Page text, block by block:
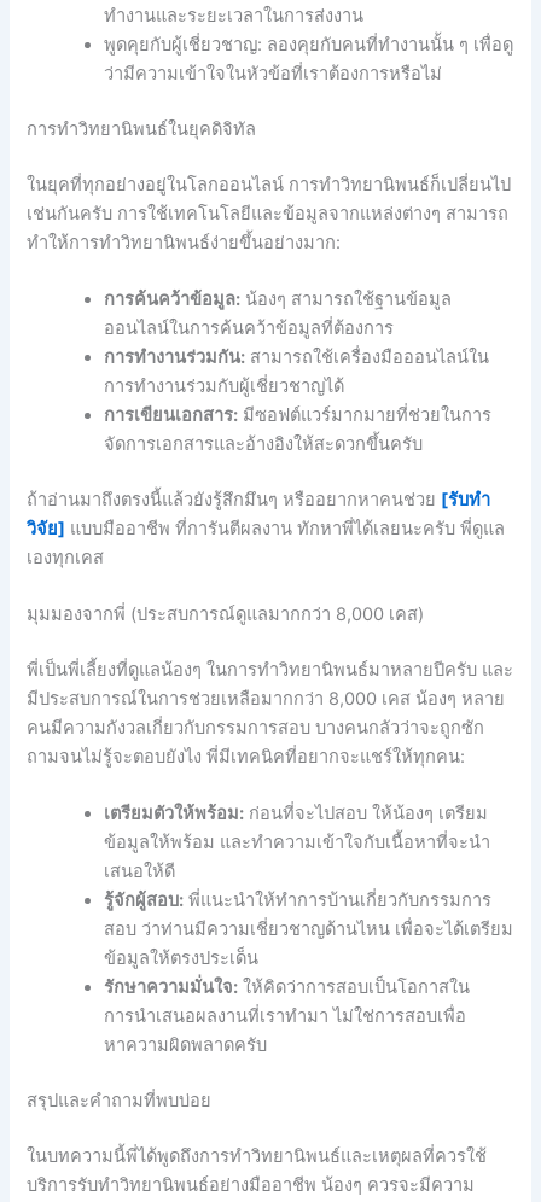
ทำงานและระยะเวลาในการส่งงาน
พูดคุยกับผู้เชี่ยวชาญ: ลองคุยกับคนที่ทำงานนั้น ๆ เพื่อดู
ว่ามีความเข้าใจในหัวข้อที่เราต้องการหรือไม่
การทำวิทยานิพนธ์ในยุคดิจิทัล
ในยุคที่ทุกอย่างอยู่ในโลกออนไลน์ การทำวิทยานิพนธ์ก็เปลี่ยนไป
เช่นกันครับ การใช้เทคโนโลยีและข้อมูลจากแหล่งต่างๆ สามารถ
ทำให้การทำวิทยานิพนธ์ง่ายขึ้นอย่างมาก:
การค้นคว้าข้อมูล: น้องๆ สามารถใช้ฐานข้อมูล
ออนไลน์ในการค้นคว้าข้อมูลที่ต้องการ
การทำงานร่วมกัน: สามารถใช้เครื่องมือออนไลน์ใน
การทำงานร่วมกับผู้เชี่ยวชาญได้
การเขียนเอกสาร: มีซอฟต์แวร์มากมายที่ช่วยในการ
จัดการเอกสารและอ้างอิงให้สะดวกขึ้นครับ
ถ้าอ่านมาถึงตรงนี้แล้วยังรู้สึกมึนๆ หรืออยากหาคนช่วย [รับทำ
วิจัย] แบบมืออาชีพ ที่การันตีผลงาน ทักหาพี่ได้เลยนะครับ พี่ดูแล
เองทุกเคส
มุมมองจากพี่ (ประสบการณ์ดูแลมากกว่า 8,000 เคส)
พี่เป็นพี่เลี้ยงที่ดูแลน้องๆ ในการทำวิทยานิพนธ์มาหลายปีครับ และ
มีประสบการณ์ในการช่วยเหลือมากกว่า 8,000 เคส น้องๆ หลาย
คนมีความกังวลเกี่ยวกับกรรมการสอบ บางคนกลัวว่าจะถูกซัก
ถามจนไม่รู้จะตอบยังไง พี่มีเทคนิคที่อยากจะแชร์ให้ทุกคน:
เตรียมตัวให้พร้อม: ก่อนที่จะไปสอบ ให้น้องๆ เตรียม
ข้อมูลให้พร้อม และทำความเข้าใจกับเนื้อหาที่จะนำ
เสนอให้ดี
รู้จักผู้สอบ: พี่แนะนำให้ทำการบ้านเกี่ยวกับกรรมการ
สอบ ว่าท่านมีความเชี่ยวชาญด้านไหน เพื่อจะได้เตรียม
ข้อมูลให้ตรงประเด็น
รักษาความมั่นใจ: ให้คิดว่าการสอบเป็นโอกาสใน
การนำเสนอผลงานที่เราทำมา ไม่ใช่การสอบเพื่อ
หาความผิดพลาดครับ
สรุปและคำถามที่พบบ่อย
ในบทความนี้พี่ได้พูดถึงการทำวิทยานิพนธ์และเหตุผลที่ควรใช้
บริการรับทำวิทยานิพนธ์อย่างมืออาชีพ น้องๆ ควรจะมีความ